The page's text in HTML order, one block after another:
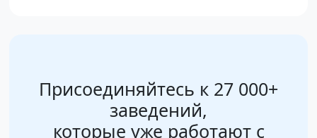
Присоединяйтесь к 27 000+
заведений,
которые уже работают с